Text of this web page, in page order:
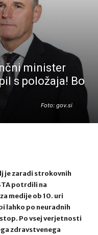
Foto: gov.si
minister
s položaja! Bo
je zaradi strokovnih
potrdili na
medije ob 10. uri
lahko po neuradnih
Po vsej verjetnosti
zdravstvenega